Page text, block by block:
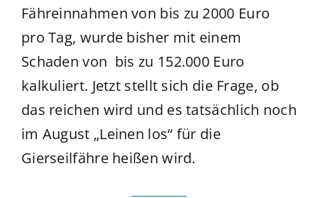
Fähreinnahmen von bis zu 2000 Euro
pro Tag, wurde bisher mit einem
Schaden von bis zu 152.000 Euro
kalkuliert. Jetzt stellt sich die Frage, ob
das reichen wird und es tatsächlich noch
im August „Leinen los“ für die
Gierseilfähre heißen wird.